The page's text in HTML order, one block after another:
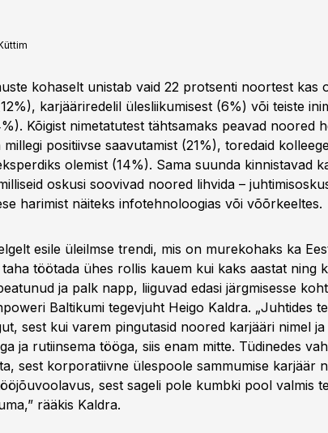
kohaselt unistab vaid 22 protsenti noortest kas
karjääriredelil ülesliikumisest (6%) või teiste
Kõigist nimetatutest tähtsamaks peavad noored
positiivse saavutamist (21%), toredaid
olemist (14%). Sama suunda kinnistavad
oskusi soovivad noored lihvida –
harimist näiteks infotehnoloogias või võõrkeeltes.
esile üleilmse trendi, mis on murekohaks ka
töötada ühes rollis kauem kui kaks aastat ning
ja palk napp, liiguvad edasi järgmisesse
Baltikumi tegevjuht Heigo Kaldra. „Juhtides
sest kui varem pingutasid noored karjääri nimel
ja rutiinsema tööga, siis enam mitte. Tüdinedes
sest korporatiivne ülespoole sammumise karjäär
sest sageli pole kumbki pool valmis
rääkis Kaldra.